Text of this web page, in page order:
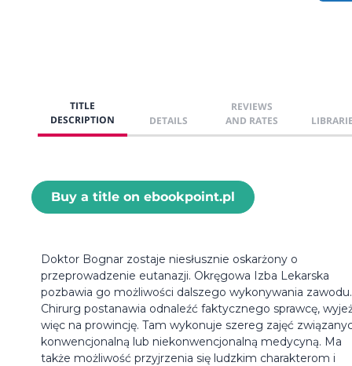
TITLE
DESCRIPTION
DETAILS
REVIEWS
AND RATES
Buy a title on ebookpoint.pl
Doktor Bognar zostaje niesłusznie oskarżony o
przeprowadzenie eutanazji. Okręgowa Izba Lekarska
pozbawia go możliwości dalszego wykonywania zawodu.
Chirurg postanawia odnaleźć faktycznego sprawcę,
więc na prowincję. Tam wykonuje szereg zajęć
konwencjonalną lub niekonwencjonalną medycyną. Ma
także możliwość przyjrzenia się ludzkim charakterom i